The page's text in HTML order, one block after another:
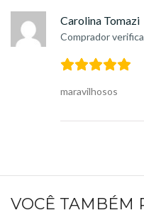
Carolina Tomazi
Comprador
maravilhosos
VOCÊ TAMBÉM